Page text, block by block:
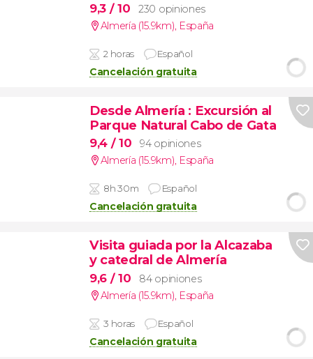
9,3 / 10
230 opiniones
Almería (15.9km), España
2 horas Español
Cancelación gratuita
Desde Almería : Excursión al
Parque Natural Cabo de Gata
9,4 / 10
94 opiniones
Almería (15.9km), España
8h 30m Español
Cancelación gratuita
Visita guiada por la Alcazaba
y catedral de Almería
9,6 / 10
84 opiniones
Almería (15.9km), España
3 horas Español
Cancelación gratuita